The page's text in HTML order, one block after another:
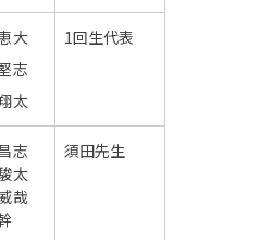
大
志
太
1回生代表
志
太
哉
須田先生